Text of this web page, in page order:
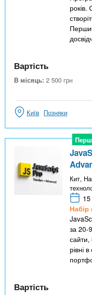
років.
Вартість
В місяць: 2 500 грн
Київ Позняки
Кит,
Набір
за 20-
сайти,
рівні
Вартість